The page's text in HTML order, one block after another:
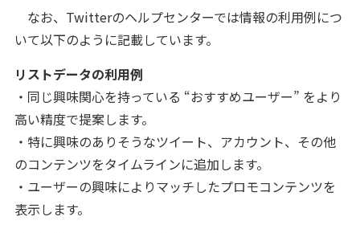
なお、Twitterのヘルプセンターでは情報の利用例につ
いて以下のように記載しています。
リストデータの利用例
・同じ興味関心を持っている “おすすめユーザー” をより
高い精度で提案します。
・特に興味のありそうなツイート、アカウント、その他
のコンテンツをタイムラインに追加します。
・ユーザーの興味によりマッチしたプロモコンテンツを
表示します。